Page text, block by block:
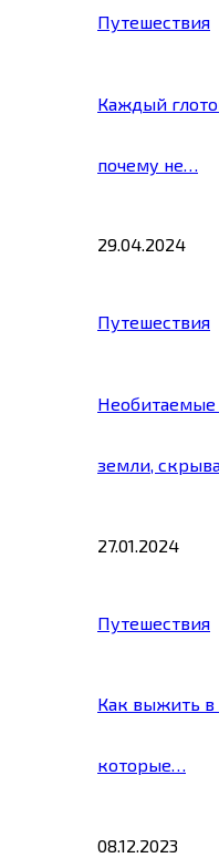
Путешествия
Каждый
почему не…
29.04.2024
Путешествия
Необитаемые
земли,
27.01.2024
Путешествия
Как выжить в
которые…
08.12.2023